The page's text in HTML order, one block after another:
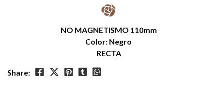
NO MAGNETISMO 110mm
Color: Negro
RECTA
Share: